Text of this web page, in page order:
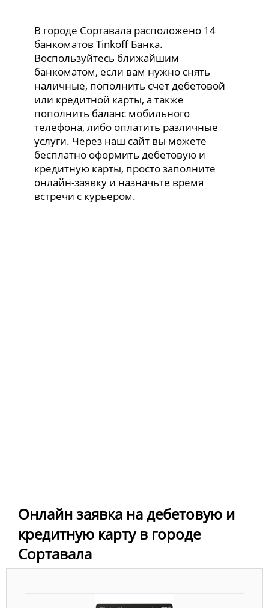
В городе Сортавала расположено 14
банкоматов Tinkoff Банка.
Воспользуйтесь ближайшим
банкоматом, если вам нужно снять
наличные, пополнить счет дебетовой
или кредитной карты, а также
пополнить баланс мобильного
телефона, либо оплатить различные
услуги. Через наш сайт вы можете
бесплатно оформить дебетовую и
кредитную карты, просто заполните
онлайн-заявку и назначьте время
встречи с курьером.
Онлайн заявка на дебетовую и
кредитную карту в городе
Сортавала